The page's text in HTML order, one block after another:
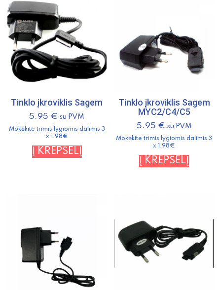
Tinklo įkroviklis Sagem
5.95 € su PVM
Mokėkite trimis lygiomis dalimis 3
x 1.98€
Į KREPŠELĮ
Tinklo įkroviklis Sagem
MYC2/C4/C5
5.95 € su PVM
Mokėkite trimis lygiomis dalimis 3
x 1.98€
Į KREPŠELĮ